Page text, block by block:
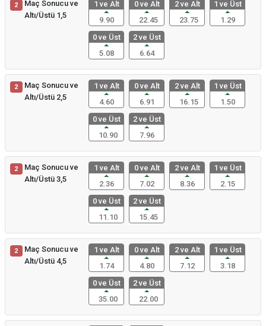
2
Maç Sonucu ve
Altı/Üstü 1,5
1 ve Alt
9.90
0 ve Alt
22.45
2 ve Alt
23.75
1 ve Üst
1.29
0 ve Üst
5.08
2 ve Üst
6.64
2
Maç Sonucu ve
Altı/Üstü 2,5
1 ve Alt
4.60
0 ve Alt
6.91
2 ve Alt
16.15
1 ve Üst
1.50
0 ve Üst
10.90
2 ve Üst
7.96
2
Maç Sonucu ve
Altı/Üstü 3,5
1 ve Alt
2.36
0 ve Alt
7.02
2 ve Alt
8.36
1 ve Üst
2.15
0 ve Üst
11.10
2 ve Üst
15.45
2
Maç Sonucu ve
Altı/Üstü 4,5
1 ve Alt
1.74
0 ve Alt
4.80
2 ve Alt
7.12
1 ve Üst
3.18
0 ve Üst
35.00
2 ve Üst
22.00